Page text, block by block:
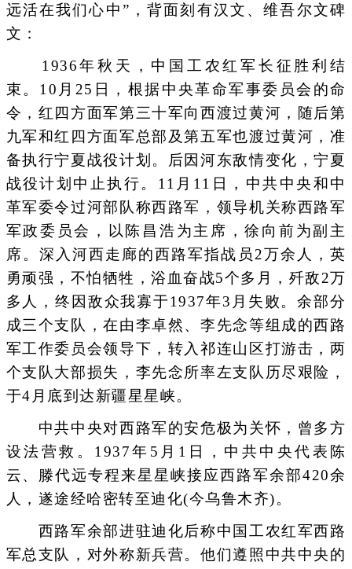
远活在我们心中”，背面刻有汉文、维吾尔文碑
文：
1936年秋天，中国工农红军长征胜利结
束。10月25日，根据中央革命军事委员会的命
令，红四方面军第三十军向西渡过黄河，随后第
九军和红四方面军总部及第五军也渡过黄河，准
备执行宁夏战役计划。后因河东敌情变化，宁夏
战役计划中止执行。11月11日，中共中央和中
革军委令过河部队称西路军，领导机关称西路军
军政委员会，以陈昌浩为主席，徐向前为副主
席。深入河西走廊的西路军指战员2万余人，英
勇顽强，不怕牺牲，浴血奋战5个多月，歼敌2万
多人，终因敌众我寡于1937年3月失败。余部分
成三个支队，在由李卓然、李先念等组成的西路
军工作委员会领导下，转入祁连山区打游击，两
个支队大部损失，李先念所率左支队历尽艰险，
于4月底到达新疆星星峡。
中共中央对西路军的安危极为关怀，曾多方
设法营救。1937年5月1日，中共中央代表陈
云、滕代远专程来星星峡接应西路军余部420余
人，遂途经哈密转至迪化(今乌鲁木齐)。
西路军余部进驻迪化后称中国工农红军西路
军总支队，对外称新兵营。他们遵照中共中央的